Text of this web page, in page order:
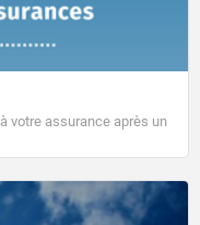
votre assurance après un